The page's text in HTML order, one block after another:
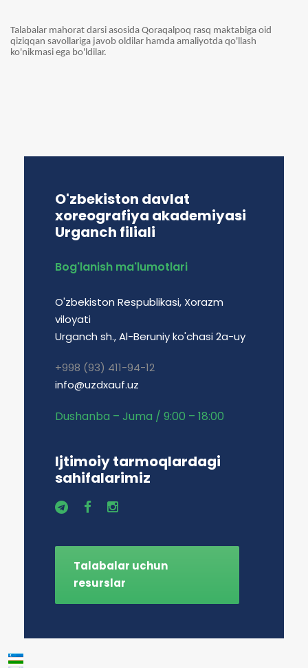
Talabalar mahorat darsi asosida Qoraqalpoq rasq maktabiga oid
qiziqqan savollariga javob oldilar hamda amaliyotda qo'llash
ko'nikmasi ega bo'ldilar.
O'zbekiston davlat
xoreografiya akademiyasi
Urganch filiali
Bog'lanish ma'lumotlari
O'zbekiston Respublikasi, Xorazm
viloyati
Urganch sh., Al-Beruniy ko'chasi 2a-uy
+998 (93) 411-94-12
info@uzdxauf.uz
Dushanba – Juma / 9:00 – 18:00
Ijtimoiy tarmoqlardagi
sahifalarimiz
Talabalar uchun
resurslar